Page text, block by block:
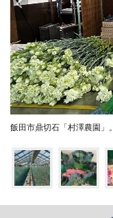
飯田市鼎切石「村澤農園